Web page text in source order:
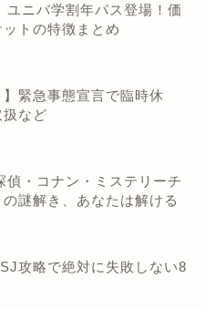
ユニバ学割年パス登場！価
トの特徴まとめ
】緊急事態宣言で臨時休
など
偵・コナン・ミステリーチ
謎解き、あなたは解ける
攻略で絶対に失敗しない8